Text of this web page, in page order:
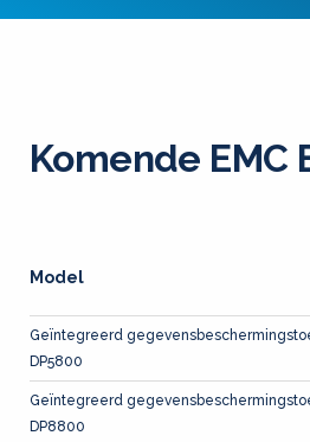
Komende EMC
Model
Geïntegreerd
DP5800
Geïntegreerd
DP8800